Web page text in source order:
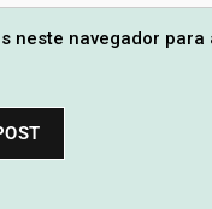
neste navegador para